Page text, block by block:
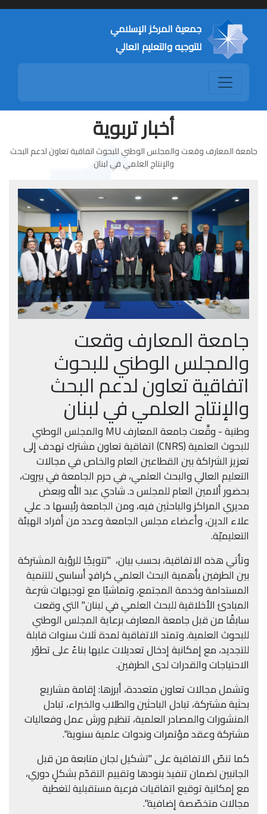
جمعية المركز الإسلامي
للتوجيه والتعليم العالي
أخبار تربوية
جامعة المعارف وقعت والمجلس الوطني للبحوث اتفاقية تعاون لدعم البحث
والإنتاج العلمي في لبنان
جامعة المعارف وقعت
والمجلس الوطني للبحوث
اتفاقية تعاون لدعم البحث
والإنتاج العلمي في لبنان
وطنية - وقَّعت جامعة المعارف MU والمجلس الوطني
للبحوث العلمية (CNRS) اتفاقية تعاون مشترك تهدف إلى
تعزيز الشراكة بين القطاعين العام والخاص في مجالات
التعليم العالي والبحث العلمي، في حرم الجامعة في بيروت،
بحضور ألامين العام للمجلس د. شادي عبد الله وبعض
مديري المراكز والباحثين فيه، ومن الجامعة رئيسها د. علي
علاء الدين، وأعضاء مجلس الجامعة وعدد من أفراد الهيئة
التعليميّة.
وتأتي هذه الاتفاقية، بحسب بيان، "تتويجًا للرؤية المشتركة
بين الطرفين بأهمية البحث العلمي كرافدٍ أساسي للتنمية
المستدامة وخدمة المجتمع، وتماشيًا مع توجيهات شرعة
المبادئ الأخلاقية للبحث العلمي في لبنان" التي وقعت
سابقًا من قبل جامعة المعارف برعاية المجلس الوطني
للبحوث العلمية. وتمتد الاتفاقية لمدة ثلاث سنوات قابلة
للتجديد، مع إمكانية إدخال تعديلات عليها بناءً على تطوّر
الاحتياجات والقدرات لدى الطرفين.
وتشمل مجالات تعاون متعددة، أبرزها: إقامة مشاريع
بحثية مشتركة، تبادل الباحثين والطلاب والخبراء، تبادل
المنشورات والمصادر العلمية، تنظيم ورش عمل وفعاليات
مشتركة وعقد مؤتمرات وندوات علمية سنوية".
كما تنصّ الاتفاقية على "تشكيل لجان متابعة من قبل
الجانبين لضمان تنفيذ بنودها وتقييم التقدّم بشكلٍ دوري،
مع إمكانية توقيع اتفاقيات فرعية مستقبلية لتغطية
مجالات متخصّصة إضافية".